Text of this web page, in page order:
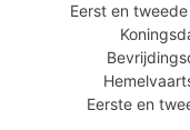
Eerst en
Eerste en